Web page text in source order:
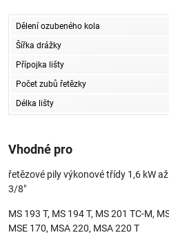
Dělení ozubeného kola
Šířka drážky
Přípojka lišty
Počet zubů řetězky
Délka lišty
Vhodné pro
řetězové pily výkonové třídy 1,6 kW
3/8"
MS 193 T, MS 194 T, MS 201 TC-M,
MSE 170, MSA 220, MSA 220 T